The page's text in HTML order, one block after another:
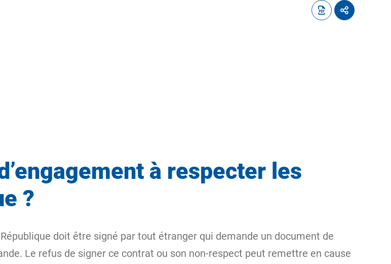
à respecter les
?
doit être signé par tout étranger qui demande un document de
Le refus de signer ce contrat ou son non-respect peut remettre en cause